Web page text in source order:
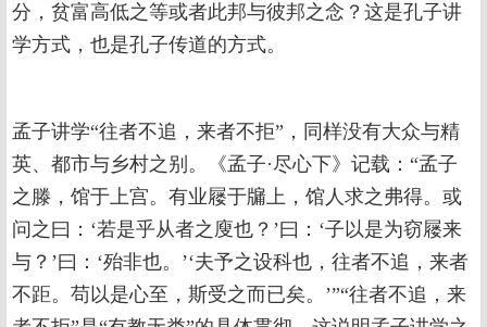
分，贫富高低之等或者此邦与彼邦之念？这是孔子讲
学方式，也是孔子传道的方式。
孟子讲学“往者不追，来者不拒”，同样没有大众与精
英、都市与乡村之别。《孟子·尽心下》记载：“孟子
之滕，馆于上宫。有业屦于牖上，馆人求之弗得。或
问之曰：‘若是乎从者之廋也？’曰：‘子以是为窃屦来
与？’曰：‘殆非也。’‘夫予之设科也，往者不追，来者
不距。苟以是心至，斯受之而已矣。’”“往者不追，来